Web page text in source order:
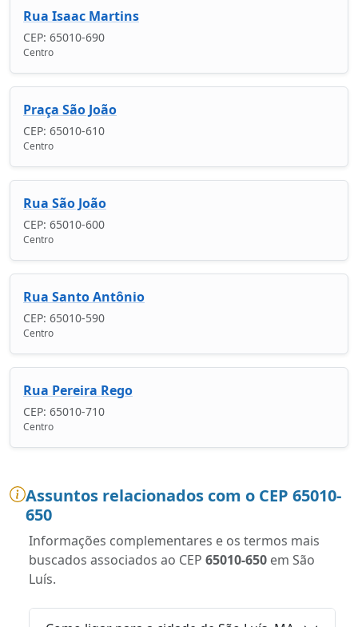
Rua Isaac Martins
CEP: 65010-690
Centro
Praça São João
CEP: 65010-610
Centro
Rua São João
CEP: 65010-600
Centro
Rua Santo Antônio
CEP: 65010-590
Centro
Rua Pereira Rego
CEP: 65010-710
Centro
Assuntos relacionados com o CEP 65010-
650
Informações complementares e os termos mais
buscados associados ao CEP 65010-650 em São
Luís.